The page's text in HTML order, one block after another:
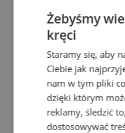
Żebyśmy
kręci
Staramy się, aby
Ciebie jak
nam w tym pliki
dzięki którym
reklamy, śledzić
dostosowywać